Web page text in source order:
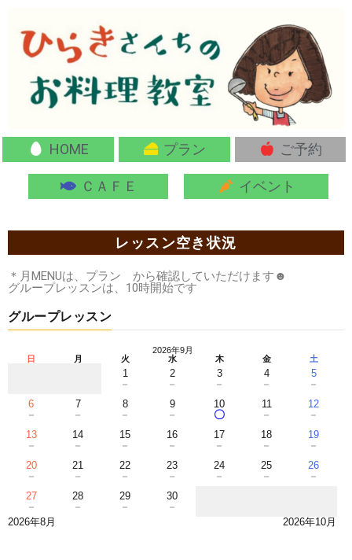
HOME プラン ご予約
ＣＡＦＥ イベント
レッスン空き状況
＊月MENUは、プラン から確認していただけます☻
グループレッスンは、10時開始です
グループレッスン
2026年9月
日
月 火 水 木 金 土
1
－
2
－
3
－
4
－
5
－
6
－
7
－
8
－
9
－
10
〇
11
－
12
－
13
－
14
－
15
－
16
－
17
－
18
－
19
－
20
－
21
－
22
－
23
－
24
－
25
－
26
－
27
－
28
－
29
－
30
－
2026年8月 2026年10月